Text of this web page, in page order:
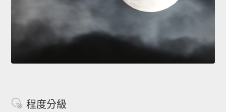
程度分級